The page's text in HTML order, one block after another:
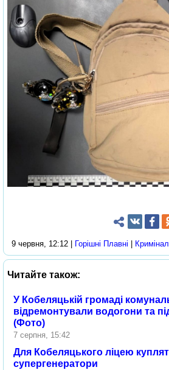
9 червня, 12:12 | Горішні Плавні Кримінал
Читайте також:
У Кобеляцькій громаді
відремонтували водогони та
(Фото)
7 серпня, 15:42
Для Кобеляцького ліцею
супергенератори